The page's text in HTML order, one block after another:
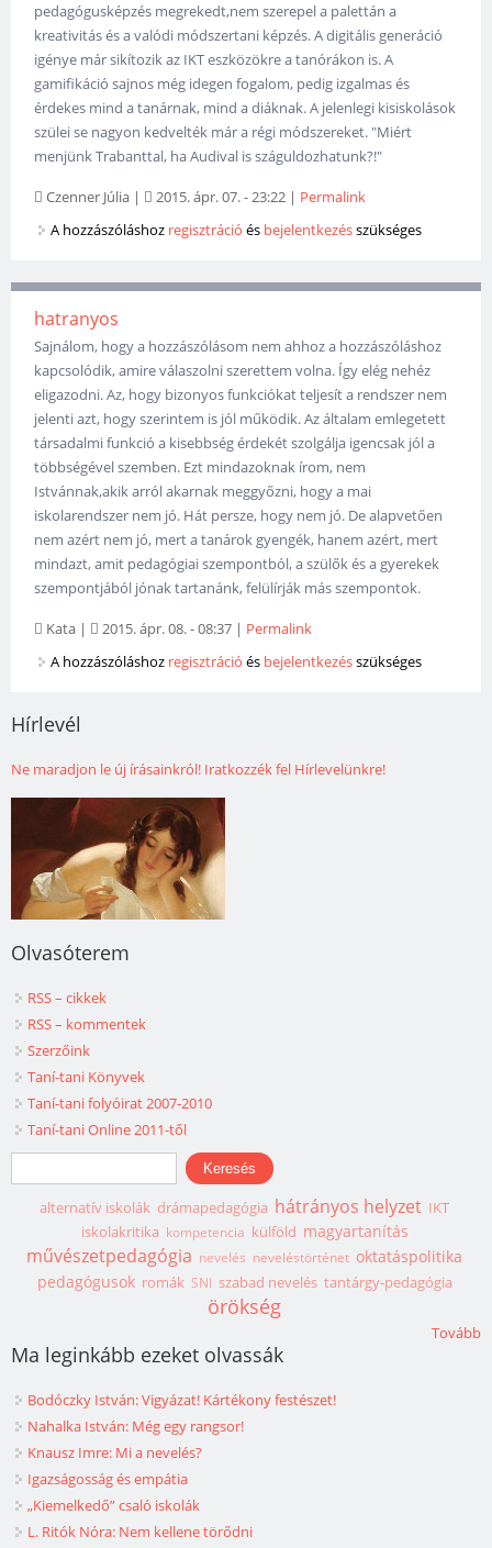
pedagógusképzés megrekedt,nem szerepel a palettán a
kreativitás és a valódi módszertani képzés. A digitális generáció
igénye már sikítozik az IKT eszközökre a tanórákon is. A
gamifikáció sajnos még idegen fogalom, pedig izgalmas és
érdekes mind a tanárnak, mind a diáknak. A jelenlegi kisiskolások
szülei se nagyon kedvelték már a régi módszereket. "Miért
menjünk Trabanttal, ha Audival is száguldozhatunk?!"
Czenner Júlia | 2015. ápr. 07. - 23:22 | Permalink
A hozzászóláshoz regisztráció és bejelentkezésszükséges
hatranyos
Sajnálom, hogy a hozzászólásom nem ahhoz a hozzászóláshoz
kapcsolódik, amire válaszolni szerettem volna. Így elég nehéz
eligazodni. Az, hogy bizonyos funkciókat teljesít a rendszer nem
jelenti azt, hogy szerintem is jól működik. Az általam emlegetett
társadalmi funkció a kisebbség érdekét szolgálja igencsak jól a
többségével szemben. Ezt mindazoknak írom, nem
Istvánnak,akik arról akarnak meggyőzni, hogy a mai
iskolarendszer nem jó. Hát persze, hogy nem jó. De alapvetően
nem azért nem jó, mert a tanárok gyengék, hanem azért, mert
mindazt, amit pedagógiai szempontból, a szülők és a gyerekek
szempontjából jónak tartanánk, felülírják más szempontok.
Kata | 2015. ápr. 08. - 08:37 | Permalink
A hozzászóláshoz regisztráció és bejelentkezésszükséges
Hírlevél
Ne maradjon le új írásainkról! Iratkozzék fel Hírlevelünkre!
Olvasóterem
RSS – cikkek
RSS – kommentek
Szerzőink
Taní-tani Könyvek
Taní-tani folyóirat 2007-2010
Taní-tani Online 2011-től
Keresés űrlap
Keresés
alternatív iskolák drámapedagógia hátrányos helyzet IKT
iskolakritika kompetencia külföld magyartanítás
művészetpedagógia nevelés neveléstörténet oktatáspolitika
pedagógusok romák SNI szabad nevelés tantárgy-pedagógia
örökség
Tovább
Ma leginkább ezeket olvassák
Bodóczky István: Vigyázat! Kártékony festészet!
Nahalka István: Még egy rangsor!
Knausz Imre: Mi a nevelés?
Igazságosság és empátia
„Kiemelkedő” csaló iskolák
L. Ritók Nóra: Nem kellene törődni